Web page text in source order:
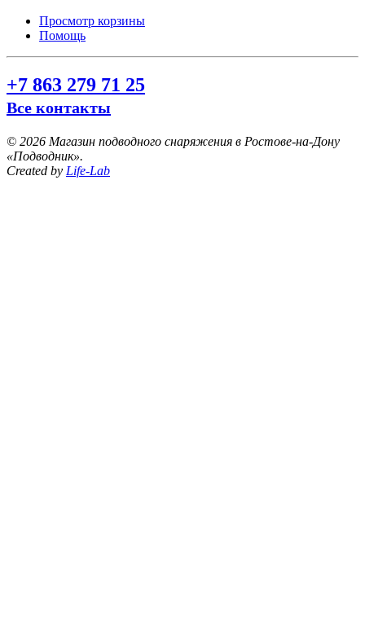
Просмотр корзины
Помощь
+7 863 279 71 25
Все контакты
© 2026 Магазин подводного снаряжения в Ростове-на-Дону
«Подводник».
Created by Life-Lab